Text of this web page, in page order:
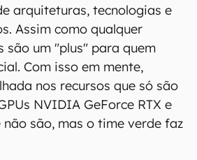
arquiteturas, tecnologias e
Assim como qualquer
são um "plus" para quem
Com isso em mente,
nos recursos que só são
NVIDIA GeForce RTX e
são, mas o time verde faz